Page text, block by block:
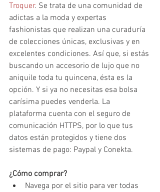
Troquer. Se trata de una comunidad de
adictas a la moda y expertas
fashionistas que realizan una curaduría
de colecciones únicas, exclusivas y en
excelentes condiciones. Así que, si estás
buscando un accesorio de lujo que no
aniquile toda tu quincena, ésta es la
opción. Y si ya no necesitas esa bolsa
carísima puedes venderla. La
plataforma cuenta con el seguro de
comunicación HTTPS, por lo que tus
datos están protegidos y tiene dos
sistemas de pago: Paypal y Conekta.
¿Cómo comprar?
Navega por el sitio para ver todas